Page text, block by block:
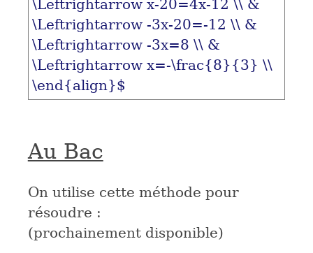
\Leftrightarrow x-20=4x-12 \\ &
\Leftrightarrow -3x-20=-12 \\ &
\Leftrightarrow -3x=8 \\ &
\Leftrightarrow x=-\frac{8}{3} \\
\end{align}$
Au Bac
On utilise cette méthode pour
résoudre :
(prochainement disponible)